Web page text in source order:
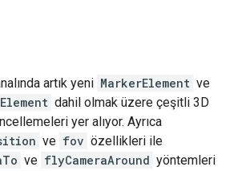
artık yeni MarkerElement ve
dahil olmak üzere çeşitli 3D
yer alıyor. Ayrıca
ve fov özellikleri ile
ve flyCameraAround yöntemleri